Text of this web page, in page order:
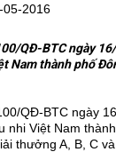
05-2016
QĐ-BTC ngày
Nam thành phố
QĐ-BTC ngày
nhi Việt Nam
thưởng A, B, C